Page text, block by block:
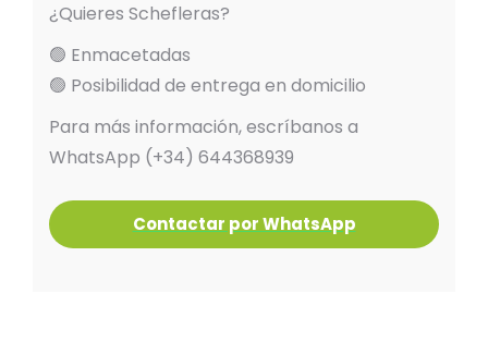
¿Quieres Schefleras?
🟢 Enmacetadas
🟢 Posibilidad de entrega en domicilio
Para más información, escríbanos a
WhatsApp (+34) 644368939